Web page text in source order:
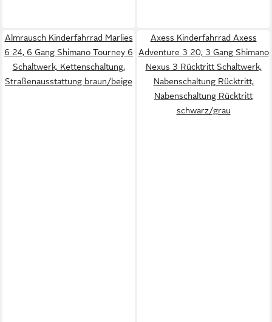
Almrausch Kinderfahrrad Marlies
6 24, 6 Gang Shimano Tourney 6
Schaltwerk, Kettenschaltung,
Straßenausstattung braun/beige
Axess Kinderfahrrad Axess
Adventure 3 20, 3 Gang Shimano
Nexus 3 Rücktritt Schaltwerk,
Nabenschaltung Rücktritt,
Nabenschaltung Rücktritt
schwarz/grau